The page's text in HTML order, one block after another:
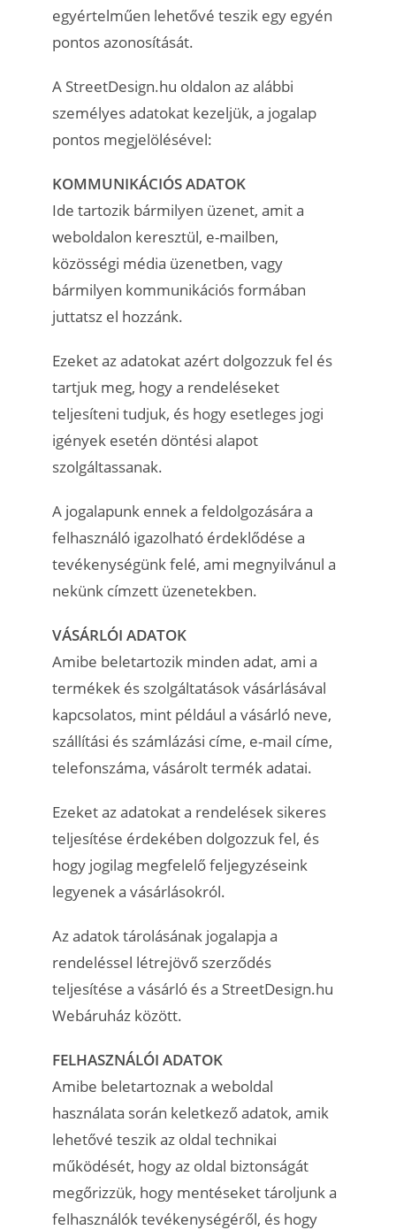
egyértelműen lehetővé teszik egy egyén
pontos azonosítását.
A StreetDesign.hu oldalon az alábbi
személyes adatokat kezeljük, a jogalap
pontos megjelölésével:
KOMMUNIKÁCIÓS ADATOK
Ide tartozik bármilyen üzenet, amit a
weboldalon keresztül, e-mailben,
közösségi média üzenetben, vagy
bármilyen kommunikációs formában
juttatsz el hozzánk.
Ezeket az adatokat azért dolgozzuk fel és
tartjuk meg, hogy a rendeléseket
teljesíteni tudjuk, és hogy esetleges jogi
igények esetén döntési alapot
szolgáltassanak.
A jogalapunk ennek a feldolgozására a
felhasználó igazolható érdeklődése a
tevékenységünk felé, ami megnyilvánul a
nekünk címzett üzenetekben.
VÁSÁRLÓI ADATOK
Amibe beletartozik minden adat, ami a
termékek és szolgáltatások vásárlásával
kapcsolatos, mint például a vásárló neve,
szállítási és számlázási címe, e-mail címe,
telefonszáma, vásárolt termék adatai.
Ezeket az adatokat a rendelések sikeres
teljesítése érdekében dolgozzuk fel, és
hogy jogilag megfelelő feljegyzéseink
legyenek a vásárlásokról.
Az adatok tárolásának jogalapja a
rendeléssel létrejövő szerződés
teljesítése a vásárló és a StreetDesign.hu
Webáruház között.
FELHASZNÁLÓI ADATOK
Amibe beletartoznak a weboldal
használata során keletkező adatok, amik
lehetővé teszik az oldal technikai
működését, hogy az oldal biztonságát
megőrizzük, hogy mentéseket tároljunk a
felhasználók tevékenységéről, és hogy